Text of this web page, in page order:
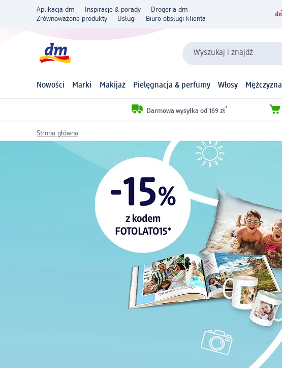
Aplikacja dm Inspiracje & porady
Drogeria dm
Zrównoważone produkty
Usługi Biuro obsługi klienta
Wyszukaj i znajdź
Nowości Marki Makijaż Pielęgnacja & perfumy Włosy Mężczyzna
Darmowa wysyłka od 169 zł*
Strona główna